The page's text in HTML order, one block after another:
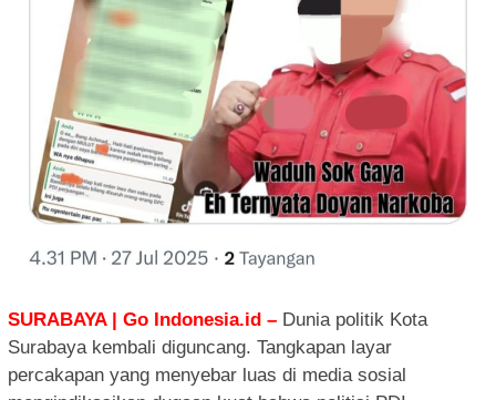
SURABAYA | Go Indonesia.id – Dunia politik Kota
Surabaya kembali diguncang. Tangkapan layar
percakapan yang menyebar luas di media sosial